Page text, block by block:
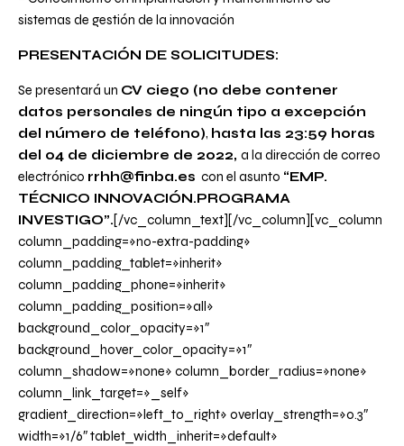
sistemas de gestión de la innovación
PRESENTACIÓN DE SOLICITUDES:
Se presentará un CV ciego (no debe contener
datos personales de ningún tipo a excepción
del número de teléfono), hasta las 23:59 horas
del 04 de diciembre de 2022, a la dirección de correo
electrónico rrhh@finba.es con el asunto “EMP.
TÉCNICO INNOVACIÓN.PROGRAMA
INVESTIGO”.[/vc_column_text][/vc_column][vc_column
column_padding=»no-extra-padding»
column_padding_tablet=»inherit»
column_padding_phone=»inherit»
column_padding_position=»all»
background_color_opacity=»1″
background_hover_color_opacity=»1″
column_shadow=»none» column_border_radius=»none»
column_link_target=»_self»
gradient_direction=»left_to_right» overlay_strength=»0.3″
width=»1/6″ tablet_width_inherit=»default»